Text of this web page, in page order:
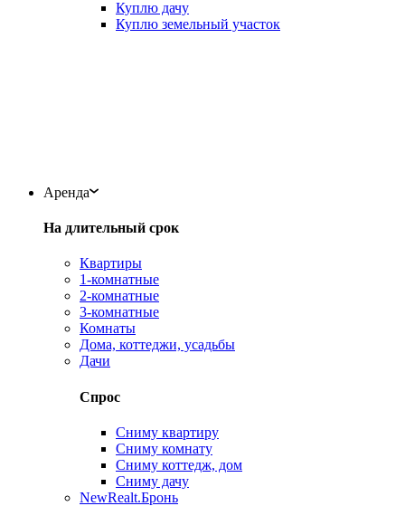
Куплю дачу
Куплю земельный участок
Аренда
На длительный срок
Квартиры
1-комнатные
2-комнатные
3-комнатные
Комнаты
Дома, коттеджи, усадьбы
Дачи
Спрос
Сниму квартиру
Сниму комнату
Сниму коттедж, дом
Сниму дачу
NewRealt.Бронь